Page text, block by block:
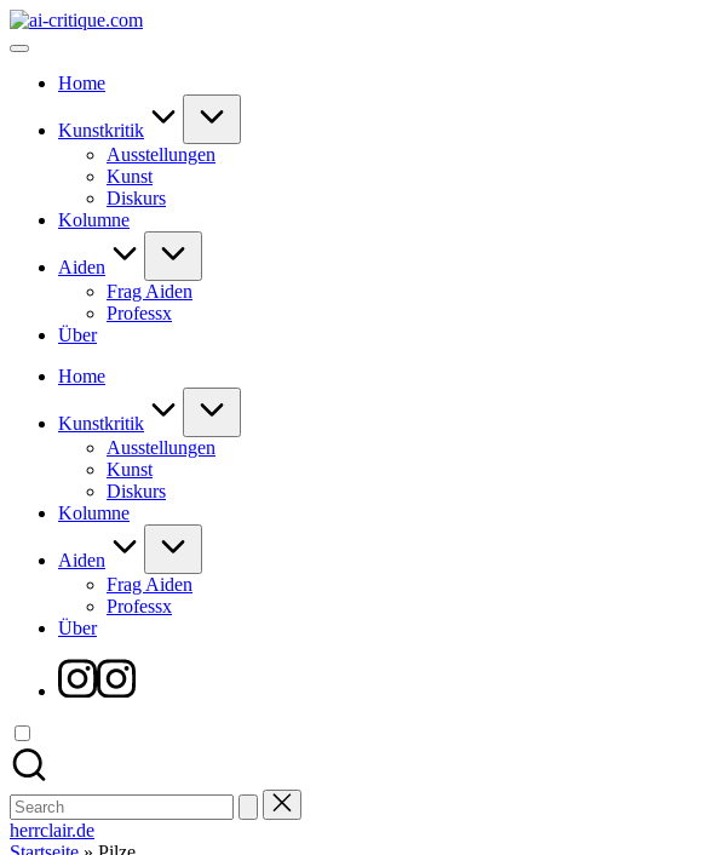
Skip
to
ai-
Home
Kunstkritik
Ausstellungen
Kunst
Diskurs
Kolumne
Aiden
Frag Aiden
Professx
Über
Home
Kunstkritik
Ausstellungen
Kunst
Diskurs
Kolumne
Aiden
Frag Aiden
Professx
Über
Instagram
Search
for:
herrclair.de